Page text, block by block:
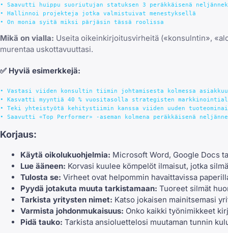
• Saavutti huippu suoriutujan statuksen 3 peräkkäisenä
• Hallinnoi projekteja jotka valmistuivat menestyksellä
Mikä on vialla: Useita oikeinkirjoitusvirheitä («konsulntin»,
murentaa uskottavuuttasi.
✅ Hyviä esimerkkejä:
• Vastasi viiden konsultin tiimin johtamisesta kolmessa
• Kasvatti myyntiä 40 % vuositasolla strategisten
• Teki yhteistyötä kehitystiimin kanssa viiden uuden
Korjaus:
Käytä oikolukuohjelmia: Microsoft Word, Google Docs
Lue ääneen: Korvasi kuulee kömpelöt ilmaisut, jotka
Tulosta se: Virheet ovat helpommin havaittavissa
Pyydä jotakuta muuta tarkistamaan: Tuoreet silmät
Tarkista yritysten nimet: Katso jokaisen mainitsemasi
Varmista johdonmukaisuus: Onko kaikki työnimikkeet
Pidä tauko: Tarkista ansioluettelosi muutaman tunnin